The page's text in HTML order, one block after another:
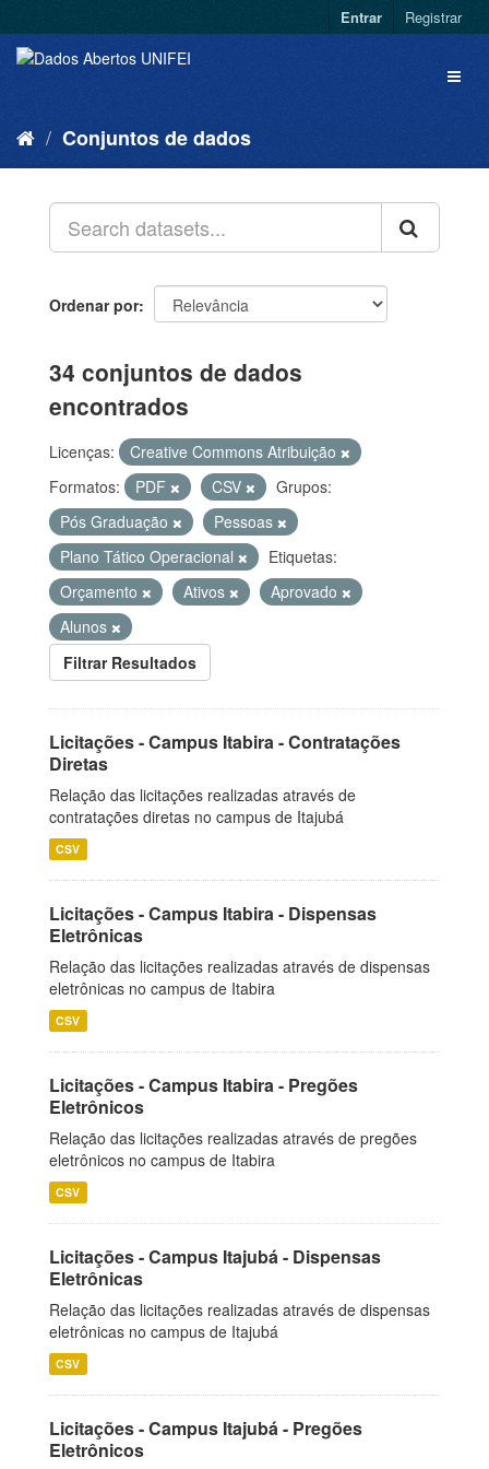
Entrar Registrar
Conjuntos de dados
Ordenar por
34 conjuntos de dados
encontrados
Licenças:
Creative Commons Atribuição
Formatos:
PDF CSV
Grupos:
Pós Graduação
Pessoas
Plano Tático Operacional
Etiquetas:
Orçamento
Ativos
Aprovado
Alunos
Filtrar Resultados
Licitações - Campus Itabira - Contratações
Diretas
Relação das licitações realizadas através de
contratações diretas no campus de Itajubá
CSV
Licitações - Campus Itabira - Dispensas
Eletrônicas
Relação das licitações realizadas através de dispensas
eletrônicas no campus de Itabira
CSV
Licitações - Campus Itabira - Pregões
Eletrônicos
Relação das licitações realizadas através de pregões
eletrônicos no campus de Itabira
CSV
Licitações - Campus Itajubá - Dispensas
Eletrônicas
Relação das licitações realizadas através de dispensas
eletrônicas no campus de Itajubá
CSV
Licitações - Campus Itajubá - Pregões
Eletrônicos